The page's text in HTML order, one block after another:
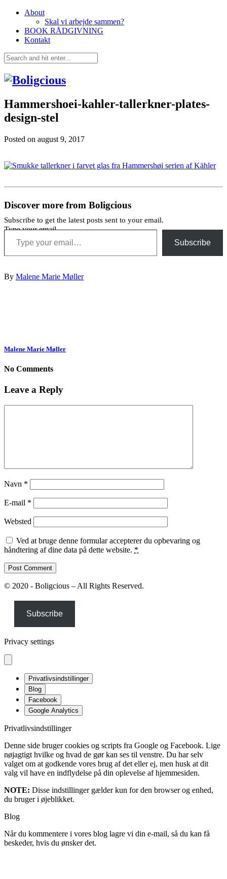
About
Skal vi arbejde sammen?
BOOK RÅDGIVNING
Kontakt
Hammershoei-kahler-tallerkner-plates-
design-stel
Posted on august 9, 2017
Discover more from Boligcious
Subscribe to get the latest posts sent to your email.
Type your email…
Subscribe
By Malene Marie Møller
Malene Marie Møller
No Comments
Leave a Reply
Navn *
E-mail *
Websted
Ved at bruge denne formular accepterer du opbevaring og
håndtering af dine data på dette website. *
© 2020 - Boligcious – All Rights Reserved.
Subscribe
Privacy settings
Privatlivsindstillinger
Blog
Facebook
Google Analytics
Privatlivsindstillinger
Denne side bruger cookies og scripts fra Google og Facebook. Lige
nøjagtigt hvilke og hvad de gør kan ses til venstre. Du har selv
valget om at godkende vores brug af det eller ej, men husk at dit
valg vil have en indflydelse på din oplevelse af hjemmesiden.
NOTE: Disse indstillinger gælder kun for den browser og enhed,
du bruger i øjeblikket.
Blog
Når du kommentere i vores blog lagre vi din e-mail, så du kan få
beskeder, hvis du ønsker det.